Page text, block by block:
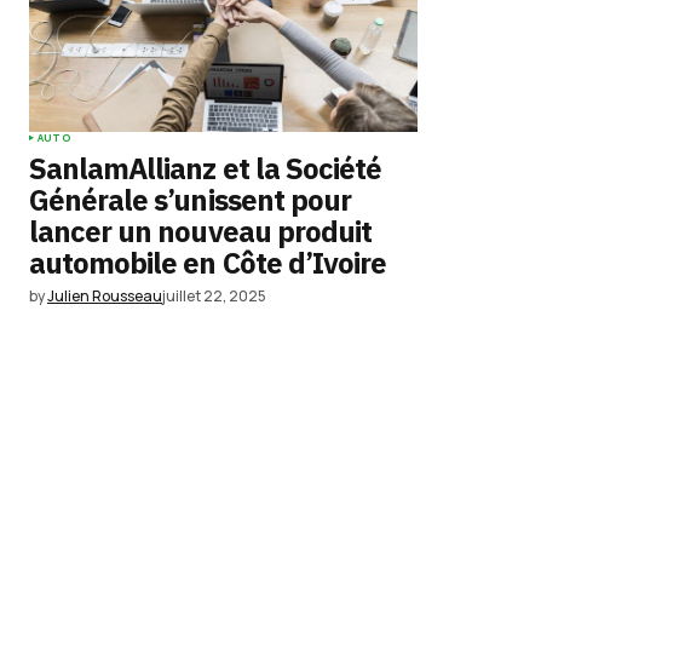
AUTO
SanlamAllianz et la Société
Générale s’unissent pour
lancer un nouveau produit
automobile en Côte d’Ivoire
byJulien Rousseaujuillet 22, 2025